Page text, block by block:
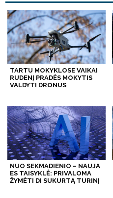
TARTU MOKYKLOSE VAIKAI
RUDENĮ PRADĖS MOKYTIS
VALDYTI DRONUS
NUO SEKMADIENIO – NAUJA
ES TAISYKLĖ: PRIVALOMA
ŽYMĖTI DI SUKURTĄ TURINĮ